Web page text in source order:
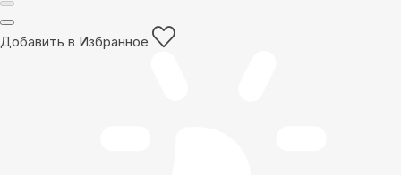
Добавить в Избранное